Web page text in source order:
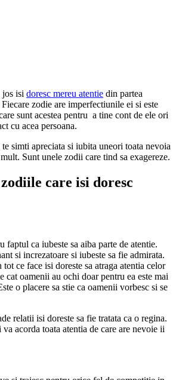
jos isi doresc mereu atentie din partea
zodie are imperfectiunile ei si este
sunt acestea pentru a tine cont de ele ori
cu acea persoana.
simti apreciata si iubita uneori toata nevoia
Sunt unele zodii care tind sa exagereze.
care isi doresc
faptul ca iubeste sa aiba parte de atentie.
si increzatoare si iubeste sa fie admirata.
ce face isi doreste sa atraga atentia celor
cat oamenii au ochi doar pentru ea este mai
o placere sa stie ca oamenii vorbesc si se
relatii isi doreste sa fie tratata ca o regina.
acorda toata atentia de care are nevoie ii